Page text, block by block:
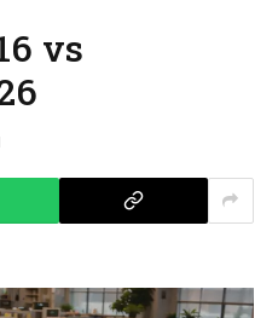
vs